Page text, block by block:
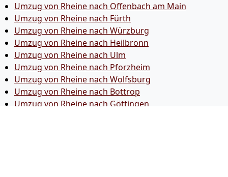
Umzug von Rheine nach Offenbach am Main
Umzug von Rheine nach Fürth
Umzug von Rheine nach Würzburg
Umzug von Rheine nach Heilbronn
Umzug von Rheine nach Ulm
Umzug von Rheine nach Pforzheim
Umzug von Rheine nach Wolfsburg
Umzug von Rheine nach Bottrop
Umzug von Rheine nach Göttingen